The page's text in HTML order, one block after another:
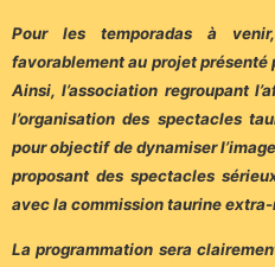
Pour les temporadas à
favorablement au projet présenté
Ainsi, l’association regroupant
l’organisation des spectacles
pour objectif de dynamiser
proposant des spectacles
avec la commission taurine
La programmation sera